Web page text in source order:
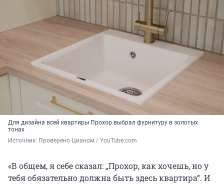
Для дизайна всей квартиры Прохор выбрал фурнитуру в золотых
тонах
Источник: Проверено Цианом / YouTube.com
«В общем, я себе сказал: „Прохор, как хочешь, но у
тебя обязательно должна быть здесь квартира“. И